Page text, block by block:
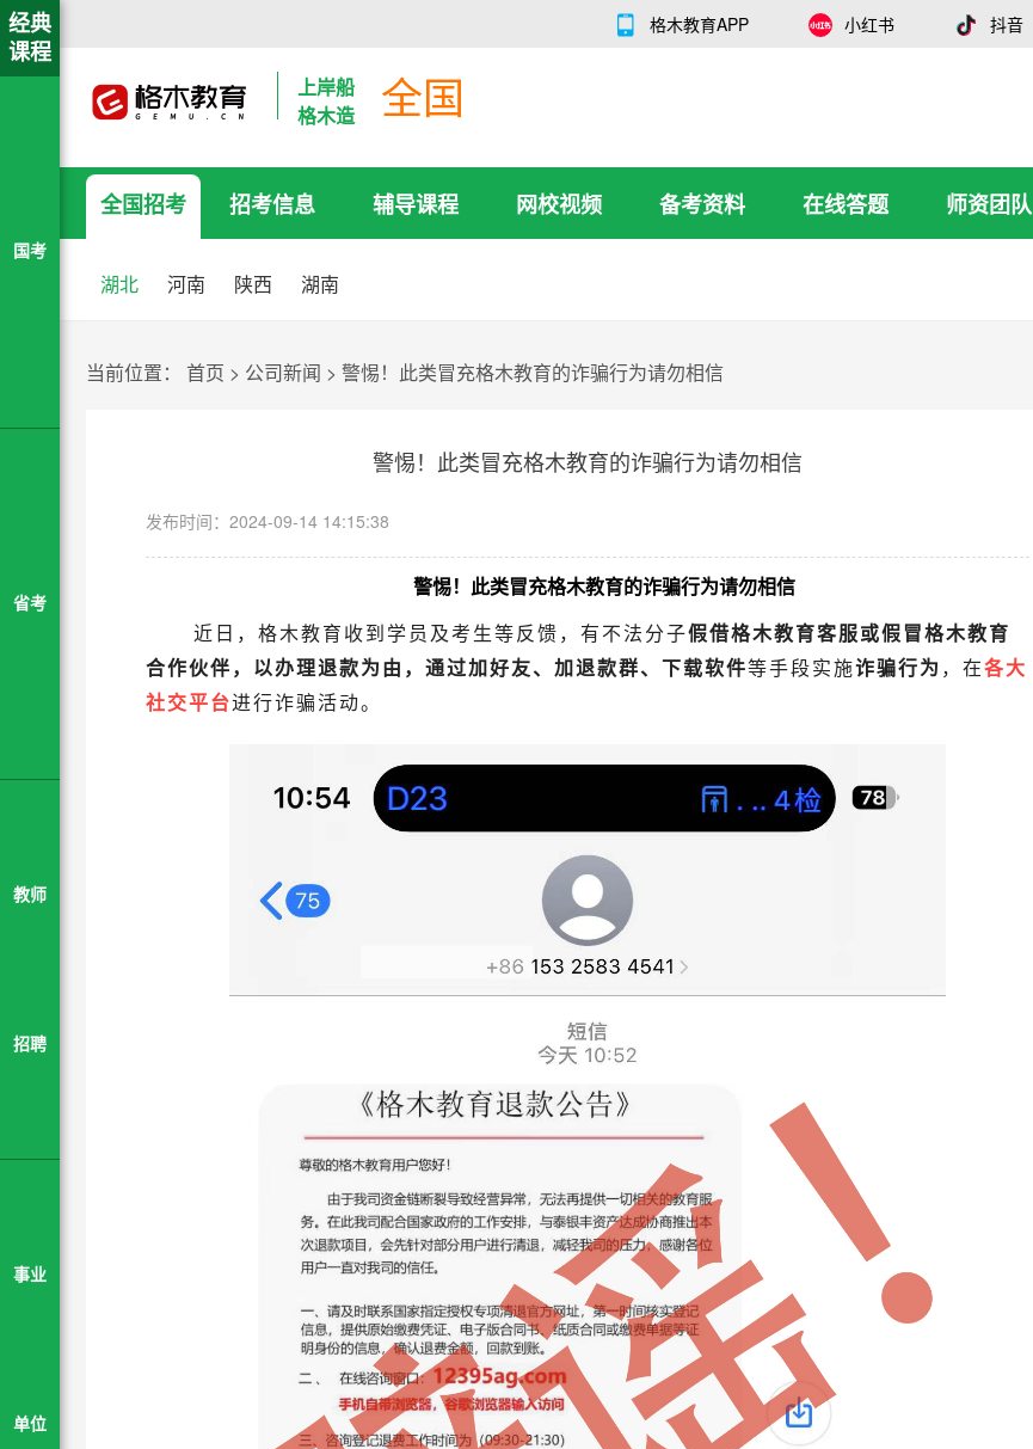
格木教育APP 小红书 抖音
上岸船
格木造
全国
全国招考 招考信息 辅导课程 网校视频 备考资料 在线答题 师资团队
湖北 河南 陕西 湖南
经典
课程
国考
省考
教师
招聘
事业
单位
当前位置： 首页 > 公司新闻 > 警惕！此类冒充格木教育的诈骗行为请勿相信
警惕！此类冒充格木教育的诈骗行为请勿相信
发布时间：2024-09-14 14:15:38
警惕！此类冒充格木教育的诈骗行为请勿相信
近日，格木教育收到学员及考生等反馈，有不法分子假借格木教育客服或假冒格木教育
合作伙伴，以办理退款为由，通过加好友、加退款群、下载软件等手段实施诈骗行为 ，在各大
社交平台进行诈骗活动。